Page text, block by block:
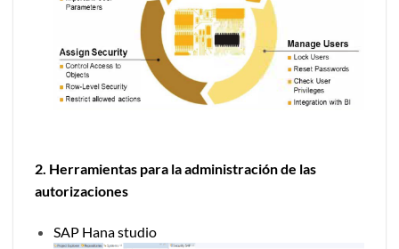
2. Herramientas para la administración de las
autorizaciones
SAP Hana studio